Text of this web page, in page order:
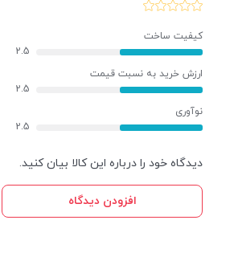
کیفیت ساخت
2.5
ارزش خرید به نسبت قیمت
2.5
نوآوری
2.5
دیدگاه خود را درباره این کالا بیان کنید.
افزودن دیدگاه